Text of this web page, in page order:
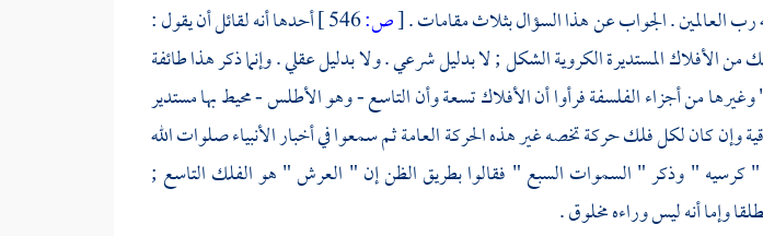
رب العالمين . الجواب عن هذا السؤال بثلاث مقامات .[ص:546 ]
أحدها أنه لقائل أن يقول :
الأفلاك المستديرة الكروية الشكل ; لا بدليل شرعي . ولا بدليل عقلي . وإنما ذكر هذا طائفة
وغيرها من أجزاء الفلسفة فرأوا أن الأفلاك تسعة وأن التاسع - وهو الأطلس - محيط بها مستدير
وإن كان لكل فلك حركة تخصه غير هذه الحركة العامة ثم سمعوا في أخبار الأنبياء صلوات الله
" وذكر " السموات السبع " فقالوا بطريق الظن إن " العرش " هو الفلك التاسع ;
وإما أنه ليس وراءه مخلوق .